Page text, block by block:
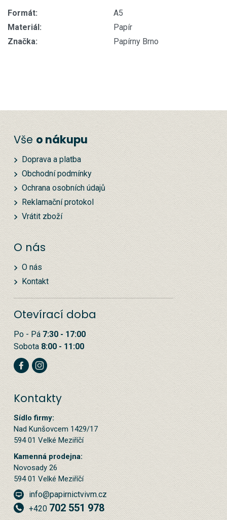
Formát:
A5
Materiál:
Papír
Značka:
Papírny Brno
Vše o nákupu
Doprava a platba
Obchodní podmínky
Ochrana osobních údajů
Reklamační protokol
Vrátit zboží
O nás
O nás
Kontakt
Otevírací doba
Po - Pá 7:30 - 17:00
Sobota 8:00 - 11:00
Kontakty
Sídlo firmy:
Nad Kunšovcem 1429/17
594 01 Velké Meziříčí
Kamenná prodejna:
Novosady 26
594 01 Velké Meziříčí
info@papirnictvivm.cz
+420 702 551 978